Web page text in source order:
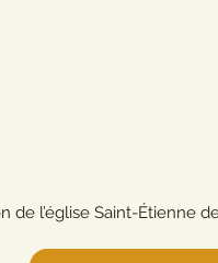
de l’église Saint-Étienne